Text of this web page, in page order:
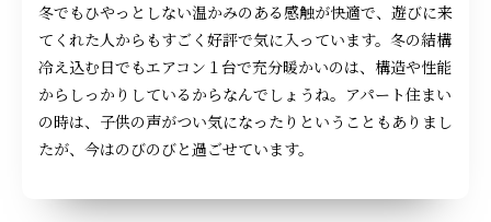
冬でもひやっとしない温かみのある感触が快適で、遊びに来
てくれた人からもすごく好評で気に入っています。冬の結構
冷え込む日でもエアコン１台で充分暖かいのは、構造や性能
からしっかりしているからなんでしょうね。アパート住まい
の時は、子供の声がつい気になったりということもありまし
たが、今はのびのびと過ごせています。